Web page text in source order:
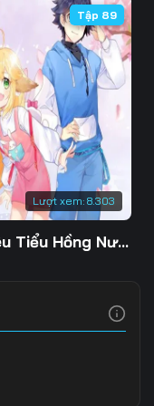
Tập 108
Tập 111
Tập 114
Tập 117
Tập 120
Tập 123
Lượt xem: 8.303
Tập 89
Hồ Yêu Tiểu Hồng Nương